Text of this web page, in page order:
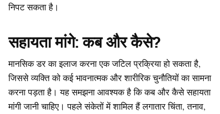
निपट सकता है।
सहायता मांगे: कब और कैसे?
मानसिक डर का इलाज करना एक जटिल प्रक्रिया हो सकता है,
जिससे व्यक्ति को कई भावनात्मक और शारीरिक चुनौतियों का सामना
करना पड़ता है। यह समझना आवश्यक है कि कब और कैसे सहायता
मांगी जानी चाहिए। पहले संकेतों में शामिल हैं लगातार चिंता, तनाव,